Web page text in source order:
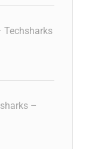
Techsharks
–